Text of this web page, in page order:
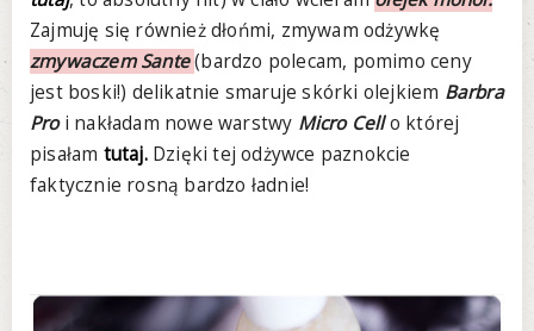
Zajmuję się również dłońmi, zmywam odżywkę
zmywaczem Sante(bardzo polecam, pomimo ceny
jest boski!) delikatnie smaruje skórki olejkiem Barbra
Proi nakładam nowe warstwy Micro Cello której
pisałam tutaj.Dzięki tej odżywce paznokcie
faktycznie rosną bardzo ładnie!